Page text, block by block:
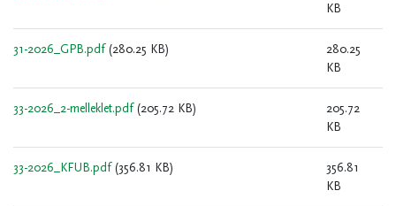
KB
31-2026_GPB.pdf (280.25 KB)
280.25
KB
33-2026_2-melleklet.pdf (205.72 KB)
205.72
KB
33-2026_KFUB.pdf (356.81 KB)
356.81
KB